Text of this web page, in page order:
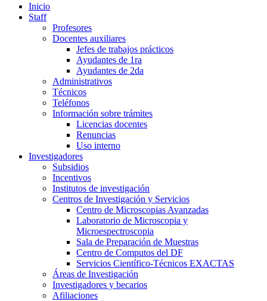
Inicio
Staff
Profesores
Docentes auxiliares
Jefes de trabajos prácticos
Ayudantes de 1ra
Ayudantes de 2da
Administrativos
Técnicos
Teléfonos
Información sobre trámites
Licencias docentes
Renuncias
Uso interno
Investigadores
Subsidios
Incentivos
Institutos de investigación
Centros de Investigación y Servicios
Centro de Microscopias Avanzadas
Laboratorio de Microscopia y
Microespectroscopia
Sala de Preparación de Muestras
Centro de Computos del DF
Servicios Científico-Técnicos EXACTAS
Áreas de Investigación
Investigadores y becarios
Afiliaciones